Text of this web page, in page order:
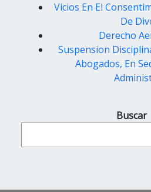
Vicios En El
De
Derecho
Suspension
Abogados, En
Buscar